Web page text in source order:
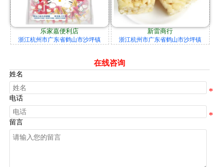
乐家嘉便利店
浙江杭州市广东省鹤山市沙坪镇
新雷商行
浙江杭州市广东省鹤山市沙坪镇
在线咨询
姓名
电话
留言